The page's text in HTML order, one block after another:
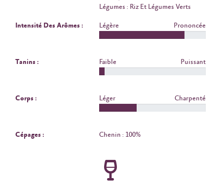
Légumes : Riz Et Légumes Verts
Intensité Des Arômes : Légère Prononcée
Tanins : Faible Puissant
Corps : Léger Charpenté
Cépages : Chenin : 100%